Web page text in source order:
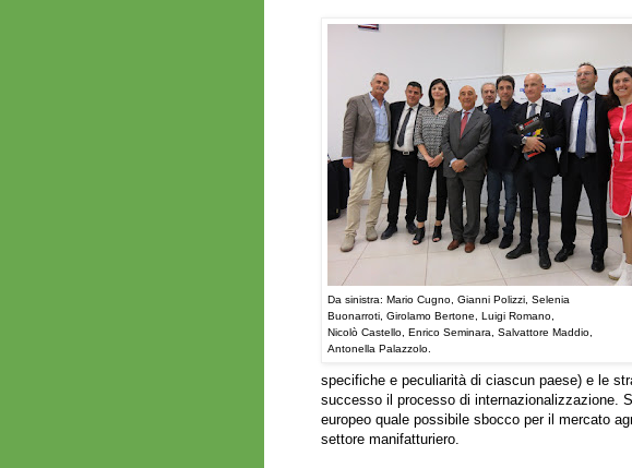
Da sinistra: Mario Cugno, Gianni Polizzi, Selenia
Buonarroti, Girolamo Bertone, Luigi Romano,
Nicolò Castello, Enrico Seminara, Salvattore Maddio,
Antonella Palazzolo.
specifiche e peculiarità di ciascun paese) e le
successo il processo di internazionalizzazione.
europeo quale possibile sbocco per il mercato
settore manifatturiero.